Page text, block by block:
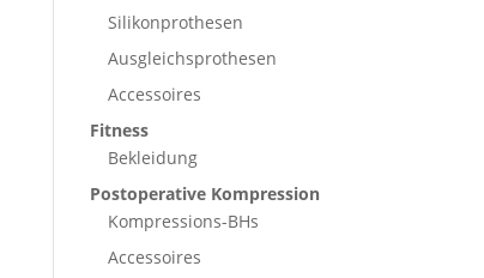
Silikonprothesen
Ausgleichsprothesen
Accessoires
Fitness
Bekleidung
Postoperative Kompression
Kompressions-BHs
Accessoires